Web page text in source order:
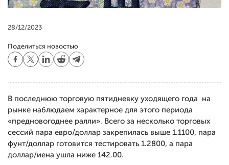
28/12/2023
Поделиться новостью
В последнюю торговую пятидневку уходящего года на
рынке наблюдаем характерное для этого периода
«предновогоднее ралли». Всего за несколько торговых
сессий пара евро/доллар закрепилась выше 1.1100, пара
фунт/доллар готовится тестировать 1.2800, а пара
доллар/иена ушла ниже 142.00.